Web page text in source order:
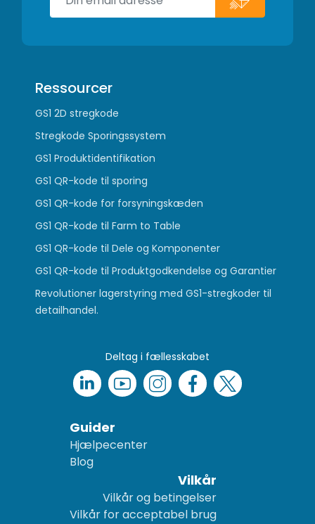
Ressourcer
GS1 2D stregkode
Stregkode Sporingssystem
GS1 Produktidentifikation
GS1 QR-kode til sporing
GS1 QR-kode for forsyningskæden
GS1 QR-kode til Farm to Table
GS1 QR-kode til Dele og Komponenter
GS1 QR-kode til Produktgodkendelse og Garantier
Revolutioner lagerstyring med GS1-stregkoder til
detailhandel.
Deltag i fællesskabet
Guider
Hjælpecenter
Blog
Vilkår
Vilkår og betingelser
Vilkår for acceptabel brug